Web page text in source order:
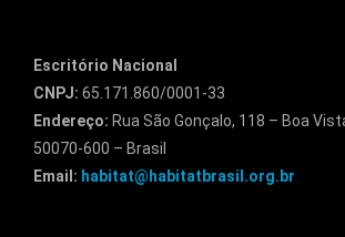
Escritório Nacional
CNPJ: 65.171.860/0001-33
Endereço: Rua São Gonçalo, 118 – Boa
50070-600 – Brasil
Email: habitat@habitatbrasil.org.br